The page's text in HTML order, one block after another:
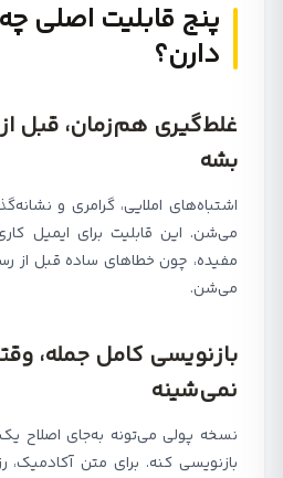
پنج قابلیت اصلی
دارن؟
غلط‌گیری هم‌زمان، قبل
بشه
اشتباه‌های املایی، گرامری و
می‌شن. این قابلیت برای ایمیل
مفیده، چون خطاهای ساده قبل از
می‌شن.
بازنویسی کامل جمله،
نمی‌شینه
نسخه پولی می‌تونه به‌جای اصلاح
بازنویسی کنه. برای متن آکادمیک،